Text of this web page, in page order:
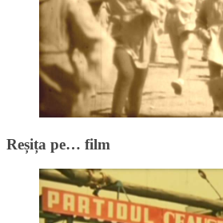
Reșița pe… film